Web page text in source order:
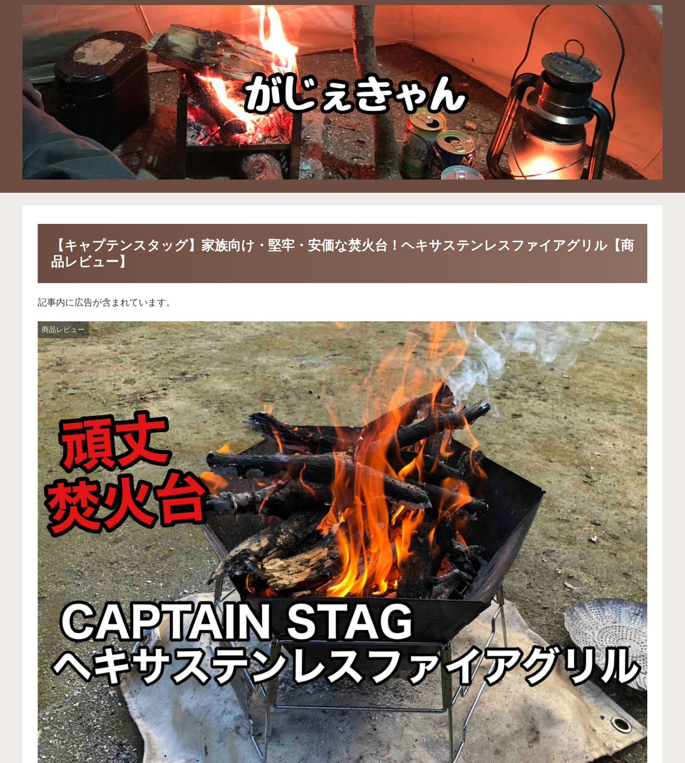
【キャプテンスタッグ】家族向け・堅牢・安価な焚火台！ヘキサステンレスファイアグリル【商
品レビュー】
記事内に広告が含まれています。
商品レビュー